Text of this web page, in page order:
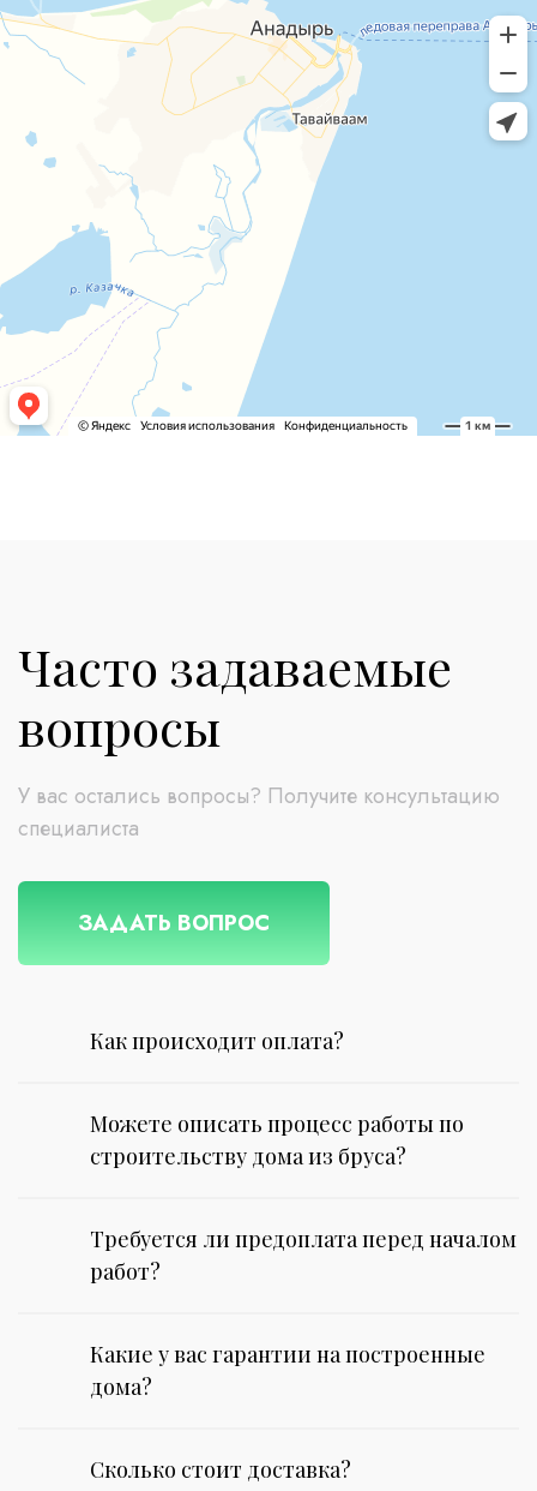
Часто задаваемые
вопросы
У вас остались вопросы? Получите консультацию
специалиста
ЗАДАТЬ ВОПРОС
Как происходит оплата?
Можете описать процесс работы по
строительству дома из бруса?
Требуется ли предоплата перед началом
работ?
Какие у вас гарантии на построенные
дома?
Сколько стоит доставка?